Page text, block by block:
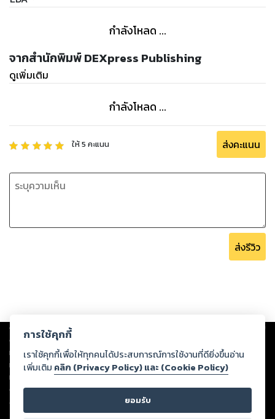
กำลังโหลด ...
จากสำนักพิมพ์ DEXpress Publishing
ดูเพิ่มเติม
กำลังโหลด ...
ให้5 คะแนน ส่งคะแนน
ส่งรีวิว
Copyright © 2026
ต่อผลงานหรือเนื้อหาใดที่อัปโหลดผ่านเว็บไซต์และปรากฏว่าละเมิดสิทธิใน
ทรัพย์สินทางปัญญาของบุคคลอื่นหรือขัดต่อกฎหมายและศีลธรรม ดังนั้น ผู้อ่าน
ทุกท่านโปรดใช้วิจารณญาณในการกลั่นกรองด้วยตนเอง และหากท่านพบว่าส่วน
หนึ่งส่วนใดขัดต่อกฎหมายและศีลธรรม กรุณาแจ้งมายังบริษัท เพื่อทีมงานจะได้
ดำเนินการในทันที ทั้งนี้ ทางสตอรี่ล็อกขอสงวนลิขสิทธิ์ตามพระราชบัญญัติ
ลิขสิทธิ์ พ.ศ. 2537 (ฉบับล่าสุด)
การใช้คุกกี้
เราใช้คุกกี้เพื่อให้ทุกคนได้ประสบการณ์การใช้งานที่ดียิ่งขึ้นอ่าน
เพิ่มเติม คลิก (Privacy Policy) และ (Cookie Policy)
ยอมรับ